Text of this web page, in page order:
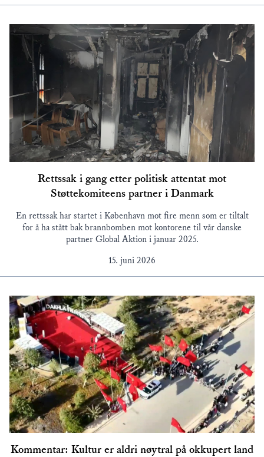
Rettssak i gang etter politisk attentat mot
Støttekomiteens partner i Danmark
En rettssak har startet i København mot fire menn som er tiltalt
for å ha stått bak brannbomben mot kontorene til vår danske
partner Global Aktion i januar 2025.
15. juni 2026
Kommentar: Kultur er aldri nøytral på okkupert land